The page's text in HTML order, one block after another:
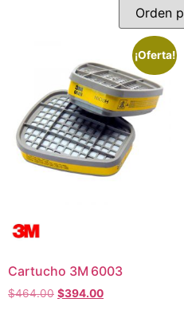
¡Oferta!
Cartucho 3M 6003
$464.00 $394.00